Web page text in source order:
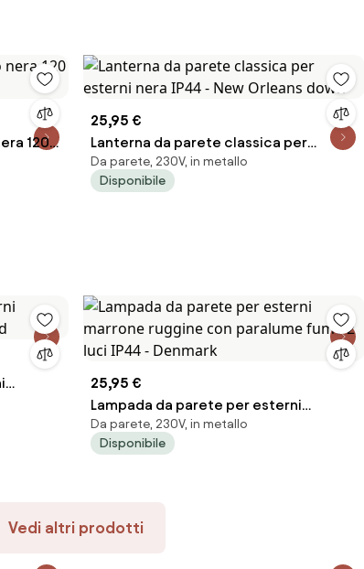
120
25,95 €
Lanterna da parete classica per
esterni nera IP44 - New Orleans down
Da parete, 230V, in metallo
Disponibile
25,95 €
Lampada da parete per esterni
marrone ruggine con paralume fumé 2
luci IP44 - Denmark
Da parete, 230V, in metallo
Disponibile
Vedi altri prodotti